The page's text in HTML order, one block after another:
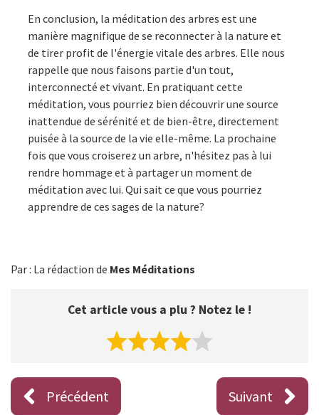
En conclusion, la méditation des arbres est une
manière magnifique de se reconnecter à la nature et
de tirer profit de l'énergie vitale des arbres. Elle nous
rappelle que nous faisons partie d'un tout,
interconnecté et vivant. En pratiquant cette
méditation, vous pourriez bien découvrir une source
inattendue de sérénité et de bien-être, directement
puisée à la source de la vie elle-même. La prochaine
fois que vous croiserez un arbre, n'hésitez pas à lui
rendre hommage et à partager un moment de
méditation avec lui. Qui sait ce que vous pourriez
apprendre de ces sages de la nature?
Par : La rédaction de Mes Méditations
Cet article vous a plu ? Notez le !
Précédent Suivant